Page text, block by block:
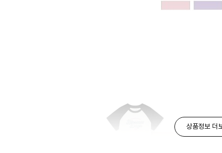
상품정보 더